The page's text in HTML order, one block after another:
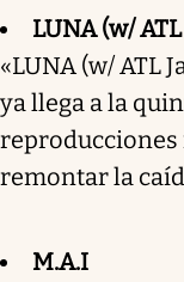
LUNA (w/
«LUNA (w/ ATL
ya llega a la
reproducciones
remontar la
M.A.I